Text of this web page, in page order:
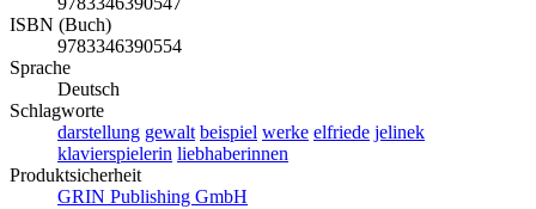
ISBN (Buch)
9783346390554
Sprache
Deutsch
Schlagworte
darstellung gewalt beispiel werke elfriede jelinek
klavierspielerin liebhaberinnen
Produktsicherheit
GRIN Publishing GmbH